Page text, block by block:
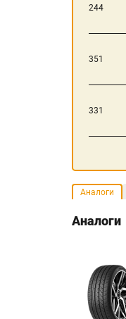
244
351
331
Аналоги
Аналоги